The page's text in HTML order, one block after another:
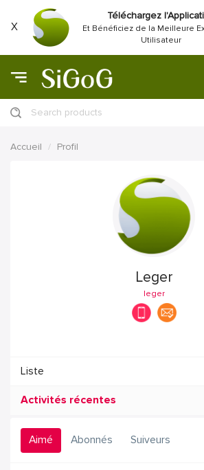
X
Téléchargez
Et Bénéficiez de la Meilleure
Utilisateur
Search products
Accueil Profil
Leger
leger
Liste
Activités récentes
Aimé Abonnés Suiveurs